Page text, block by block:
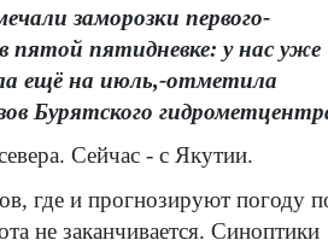
заморозки первого-
пятой пятидневке: у нас уже
ещё на июль,-отметила
Бурятского
Сейчас - с Якутии.
где и прогнозируют погоду
не заканчивается. Синоптики